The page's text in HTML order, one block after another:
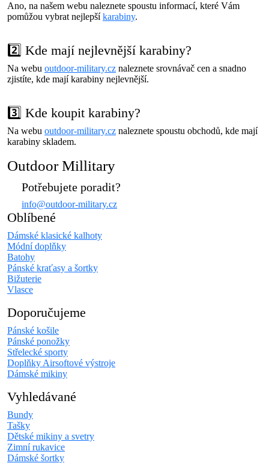
Ano, na našem webu naleznete spoustu informací, které Vám
pomůžou vybrat nejlepšíkarabiny.
2️⃣ Kde mají nejlevnější karabiny?
Na webu outdoor-military.cz naleznete srovnávač cen a snadno
zjistíte, kde mají karabiny nejlevnější.
3️⃣ Kde koupit karabiny?
Na webu outdoor-military.cz naleznete spoustu obchodů, kde mají
karabiny skladem.
Outdoor Millitary
Potřebujete poradit?
info@outdoor-military.cz
Oblíbené
Dámské klasické kalhoty
Módní doplňky
Batohy
Pánské kraťasy a šortky
Bižuterie
Vlasce
Doporučujeme
Pánské košile
Pánské ponožky
Střelecké sporty
Doplňky Airsoftové výstroje
Dámské mikiny
Vyhledávané
Bundy
Tašky
Dětské mikiny a svetry
Zimní rukavice
Dámské šortky